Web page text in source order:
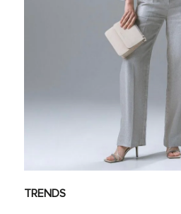
TRENDS